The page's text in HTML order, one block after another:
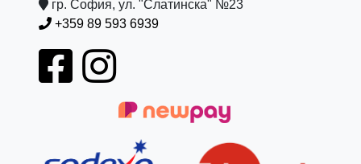
гр. София, ул. "Слатинска" №23
+359 89 593 6939